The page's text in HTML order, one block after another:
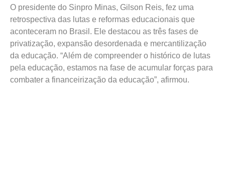
O presidente do Sinpro Minas, Gilson Reis, fez uma
retrospectiva das lutas e reformas educacionais que
aconteceram no Brasil. Ele destacou as três fases de
privatização, expansão desordenada e mercantilização
da educação. “Além de compreender o histórico de lutas
pela educação, estamos na fase de acumular forças para
combater a financeirização da educação”, afirmou.